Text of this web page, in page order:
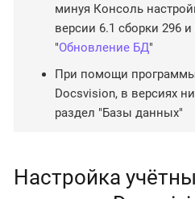
минуя Консоль
версии 6.1 сборки 296
"Обновление БД"
При помощи
Docsvision, в версиях
раздел "Базы данных"
Настройка